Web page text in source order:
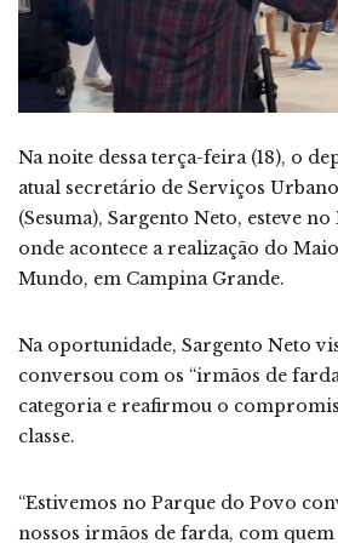
Na noite dessa terça-feira (18), o
atual secretário de Serviços
(Sesuma), Sargento Neto, esteve
onde acontece a realização do
Mundo, em Campina Grande.
Na oportunidade, Sargento Neto
conversou com os “irmãos de
categoria e reafirmou o
classe.
“Estivemos no Parque do Povo
nossos irmãos de farda, com